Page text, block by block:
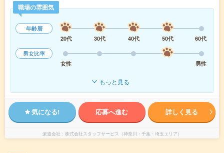
職場の雰囲気
年齢層
20代
30代 40代 50代
60代
男女比率
女性
男性
もっと見る
気になる! 応募へ進む 詳しく見る
派遣会社 株式会社スタッフサービス（神奈川・千葉・埼玉エリア）